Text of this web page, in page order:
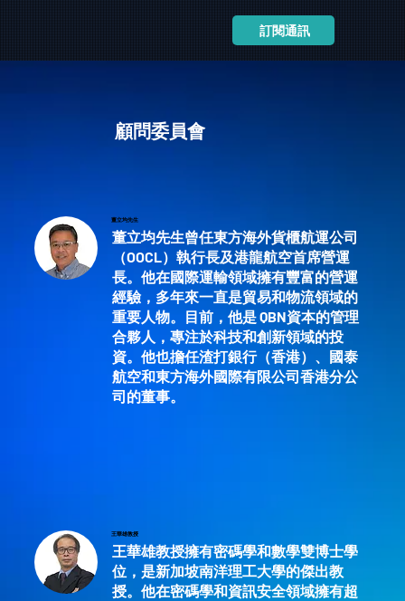
訂閱通訊
顧問委員會
董立均先生
董立均先生曾任東方海外貨櫃航運公司
（OOCL ）執行長及港龍航空首席營運
長。他在國際運輸領域擁有豐富的營運
經驗，多年來一直是貿易和物流領域的
重要人物。目前，他是QBN資本的管理
合夥人，專注於科技和創新領域的投
資。他也擔任渣打銀行（香港）、國泰
航空和東方海外國際有限公司香港分公
司的董事。
王華雄教授
王華雄教授擁有密碼學和數學雙博士學
位，是新加坡南洋理工大學的傑出教
授。他在密碼學和資訊安全領域擁有超